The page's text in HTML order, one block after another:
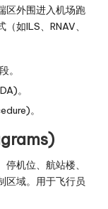
区外围进入机场跑
如ILS、RNAV、
。
。
。
机位、航站楼、
区域。用于飞行员